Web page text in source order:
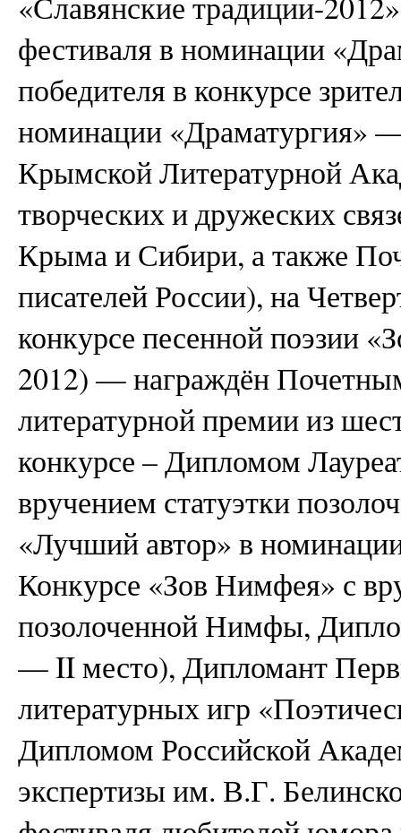
фестиваля в номинации
победителя в конкурсе
номинации «Драматургия»
Крымской Литературной
творческих и дружеских
Крыма и Сибири, а также
писателей России), на
конкурсе песенной поэзии
2012) — награждён
литературной премии из
конкурсе – Дипломом
вручением статуэтки
«Лучший автор» в
Конкурсе «Зов Нимфея» с
позолоченной Нимфы,
— II место), Дипломант
литературных игр
Дипломом Российской
экспертизы им. В.Г.